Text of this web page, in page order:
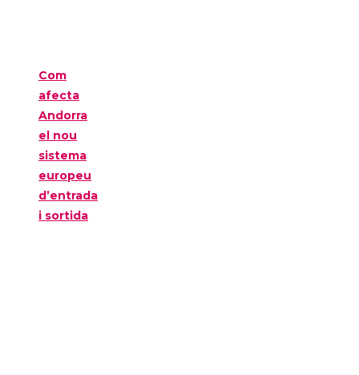
Com
afecta
Andorra
el nou
sistema
europeu
d’entrada
i sortida